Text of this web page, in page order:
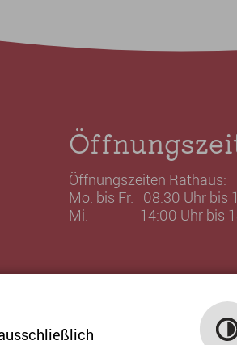
Öffnungszeiten Rathaus:
Mo. bis Fr. 08:30 Uhr bis
Mi. 14:00 Uhr bis